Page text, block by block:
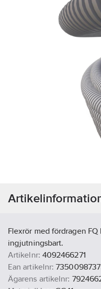
Flexrör med fördragen
ingjutningsbart.
Artikelnr: 4092466271
Ean artikelnr:
Ägarens artikelnr: